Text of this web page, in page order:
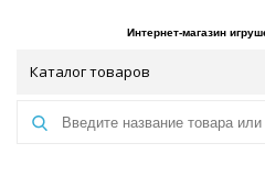
Интернет-магазин
Каталог товаров